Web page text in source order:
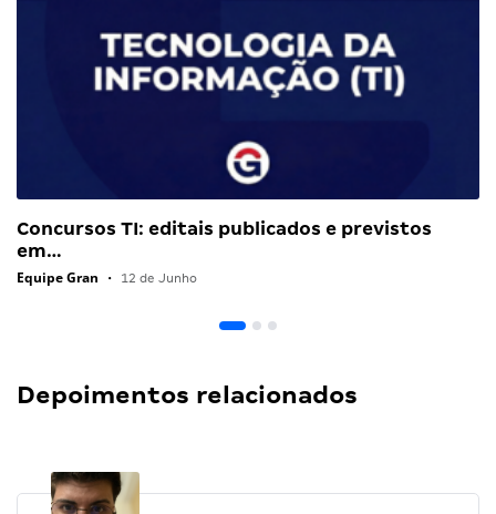
Concursos TI: editais publicados e previstos
em…
Equipe Gran • 12 de Junho
Depoimentos relacionados